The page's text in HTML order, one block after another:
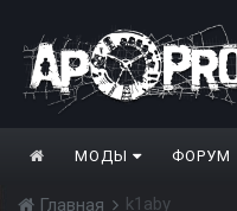
МОДЫ ФОРУМ
Главная k1aby